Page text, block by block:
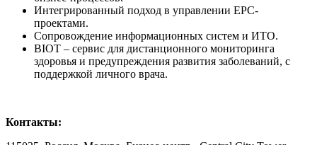
Интегрированный подход в управлении EPC-
проектами.
Сопровождение информационных систем и ИТО.
BIOT – сервис для дистанционного мониторинга
здоровья и предупреждения развития заболеваний, с
поддержкой личного врача.
Контакты: